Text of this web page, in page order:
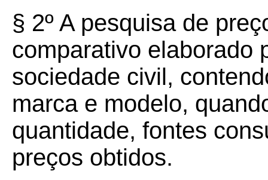
§ 2º A pesquisa de
comparativo elaborado
sociedade civil,
marca e modelo,
quantidade, fontes
preços obtidos.